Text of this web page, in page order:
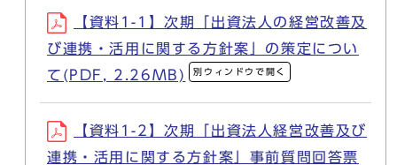
【資料1-1】次期「出資法人の経営改善及
び連携・活用に関する方針案」の策定につい
て(PDF, 2.26MB)
別ウィンドウで開く
【資料1-2】次期「出資法人経営改善及び
連携・活用に関する方針案」事前質問回答票